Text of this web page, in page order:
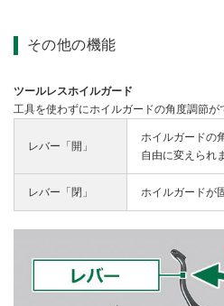
その他の機能
ツールレスホイルガード
工具を使わずにホイルガードの角度調節が
レバー「開」
ホイルガードの
自由に変えられ
レバー「閉」 ホイルガードが